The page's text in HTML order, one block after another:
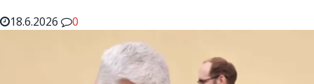
18.6.2026
0